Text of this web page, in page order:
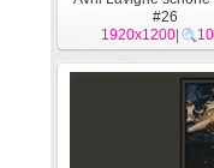
#26
1920x1200